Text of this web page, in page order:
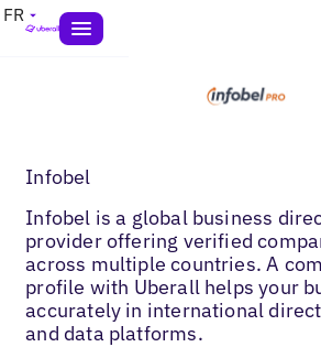
FR
Infobel
Infobel is a global business
provider offering verified
across multiple countries. A
profile with Uberall helps your
accurately in international
and data platforms.